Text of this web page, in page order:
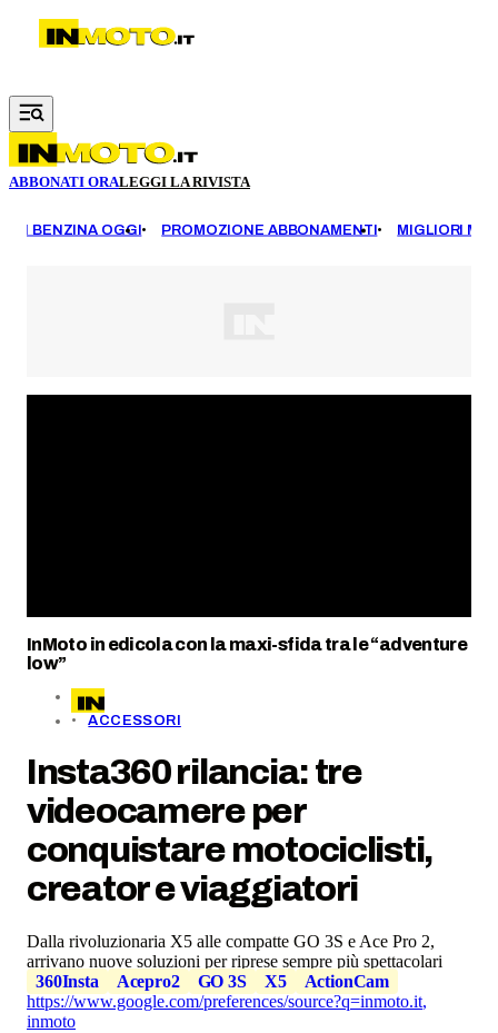
Vai al contenuto principale
ABBONATI ORALEGGI LA RIVISTA
BENZINA OGGI PROMOZIONE ABBONAMENTI MIGLIORI
InMoto in edicola con la maxi-sfida tra le “adventure
low”
ACCESSORI
Insta360 rilancia: tre
videocamere per
conquistare motociclisti,
creator e viaggiatori
Dalla rivoluzionaria X5 alle compatte GO 3S e Ace Pro 2,
arrivano nuove soluzioni per riprese sempre più spettacolari
360Insta
Acepro2 GO 3S X5
ActionCam
https://www.google.com/preferences/source?q=inmoto.it,
inmoto